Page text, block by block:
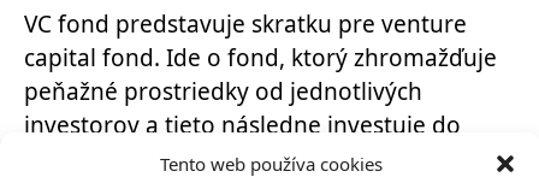
Tento web používa cookies
VC fond predstavuje skratku pre venture
capital fond. Ide o fond, ktorý zhromažďuje
peňažné prostriedky od jednotlivých
investorov a tieto následne investuje do
začínajúcich startupov. Na to, aby startup